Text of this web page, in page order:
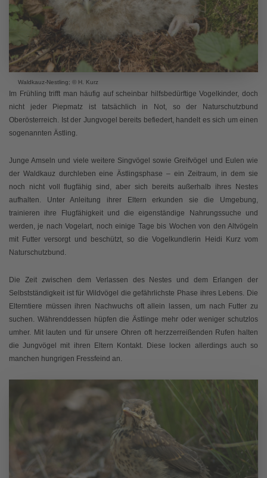
Waldkauz-Nestling; © H. Kurz
Im Frühling trifft man häufig auf scheinbar hilfsbedürftige Vogelkinder, doch
nicht jeder Piepmatz ist tatsächlich in Not, so der Naturschutzbund
Oberösterreich. Ist der Jungvogel bereits befiedert, handelt es sich um einen
sogenannten Ästling.
Junge Amseln und viele weitere Singvögel sowie Greifvögel und Eulen wie
der Waldkauz durchleben eine Ästlingsphase – ein Zeitraum, in dem sie
noch nicht voll flugfähig sind, aber sich bereits außerhalb ihres Nestes
aufhalten. Unter Anleitung ihrer Eltern erkunden sie die Umgebung,
trainieren ihre Flugfähigkeit und die eigenständige Nahrungssuche und
werden, je nach Vogelart, noch einige Tage bis Wochen von den Altvögeln
mit Futter versorgt und beschützt, so die Vogelkundlerin Heidi Kurz vom
Naturschutzbund.
Die Zeit zwischen dem Verlassen des Nestes und dem Erlangen der
Selbstständigkeit ist für Wildvögel die gefährlichste Phase ihres Lebens. Die
Elterntiere müssen ihren Nachwuchs oft allein lassen, um nach Futter zu
suchen. Währenddessen hüpfen die Ästlinge mehr oder weniger schutzlos
umher. Mit lauten und für unsere Ohren oft herzzerreißenden Rufen halten
die Jungvögel mit ihren Eltern Kontakt. Diese locken allerdings auch so
manchen hungrigen Fressfeind an.